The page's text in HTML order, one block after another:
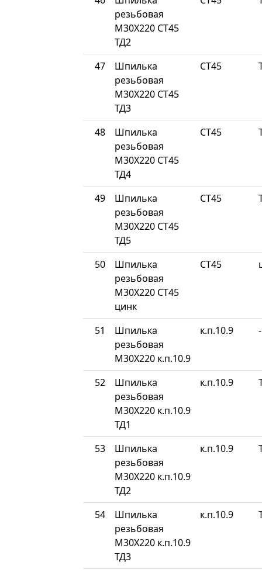
резьбовая
М30Х220 СТ45
ТД2
47
Шпилька
резьбовая
М30Х220 СТ45
ТД3
СТ45
48
Шпилька
резьбовая
М30Х220 СТ45
ТД4
СТ45
49
Шпилька
резьбовая
М30Х220 СТ45
ТД5
СТ45
50
Шпилька
резьбовая
М30Х220 СТ45
цинк
СТ45
51
Шпилька
резьбовая
М30Х220 к.п.10.9
к.п.10.9 -
52
Шпилька
резьбовая
М30Х220 к.п.10.9
ТД1
к.п.10.9
53
Шпилька
резьбовая
М30Х220 к.п.10.9
ТД2
к.п.10.9
54
Шпилька
резьбовая
М30Х220 к.п.10.9
ТД3
к.п.10.9